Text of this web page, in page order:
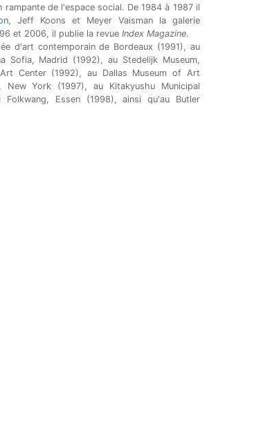
de l'espace social. De 1984 à 1987 il
, Jeff Koons et Meyer Vaisman la galerie
et 2006, il publie la revue Index Magazine.
d'art contemporain de Bordeaux (1991), au
Sofia, Madrid (1992), au Stedelijk Museum,
Center (1992), au Dallas Museum of Art
York (1997), au Kitakyushu Municipal
Essen (1998), ainsi qu'au Butler